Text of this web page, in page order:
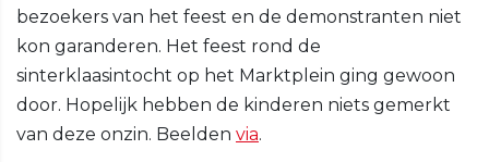
bezoekers van het feest en de demonstranten niet
kon garanderen. Het feest rond de
sinterklaasintocht op het Marktplein ging gewoon
door. Hopelijk hebben de kinderen niets gemerkt
van deze onzin. Beelden via.